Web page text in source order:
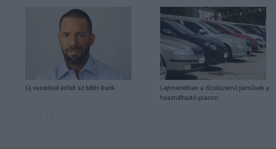
Új vezetővel erősít az MBH Bank
Lejtmenetben a dízelüzemű járművek a
használtautó-piacon